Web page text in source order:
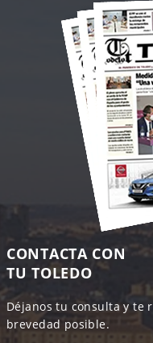
CONTACTA CON
TU TOLEDO
Déjanos tu consulta y te
brevedad posible.